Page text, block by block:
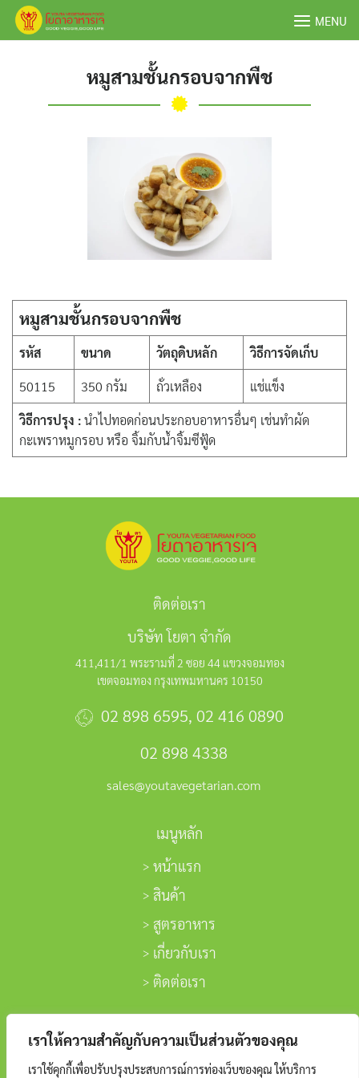
เราให้ความสำคัญกับความเป็นส่วนตัวของคุณ
เราใช้คุกกี้เพื่อปรับปรุงประสบการณ์การท่องเว็บของคุณ ให้บริการ
Skip
MENU
หมูสามชั้นกรอบจากพืช
หมูสามชั้นกรอบจากพืช
รหัส ขนาด วัตถุดิบหลัก
วิธีการจัดเก็บ
50115
350 กรัม ถั่วเหลือง
แช่แข็ง
วิธีการปรุง :นำไปทอดก่อนประกอบอาหารอื่นๆ เช่นทำผัด
กะเพราหมูกรอบ หรือ จิ้มกับน้ำจิ้มซีฟู้ด
ติดต่อเรา
บริษัท โยตา จำกัด
411,411/1 พระรามที่ 2 ซอย 44 แขวงจอมทอง
เขตจอมทอง กรุงเทพมหานคร 10150
02 898 6595, 02 416 0890
02 898 4338
sales@youtavegetarian.com
เมนูหลัก
หน้าแรก
สินค้า
สูตรอาหาร
เกี่ยวกับเรา
ติดต่อเรา
ติดตามเรา